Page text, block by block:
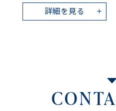
詳細を見る